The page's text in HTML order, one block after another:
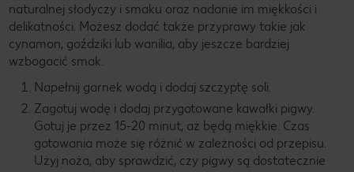
naturalnej słodyczy i smaku oraz nadanie im miękkości i
delikatności. Możesz dodać także przyprawy takie jak
cynamon, goździki lub wanilia, aby jeszcze bardziej
wzbogacić smak.
Napełnij garnek wodą i dodaj szczyptę soli.
Zagotuj wodę i dodaj przygotowane kawałki pigwy.
Gotuj je przez 15-20 minut, aż będą miękkie. Czas
gotowania może się różnić w zależności od przepisu.
Użyj noża, aby sprawdzić, czy pigwy są dostatecznie